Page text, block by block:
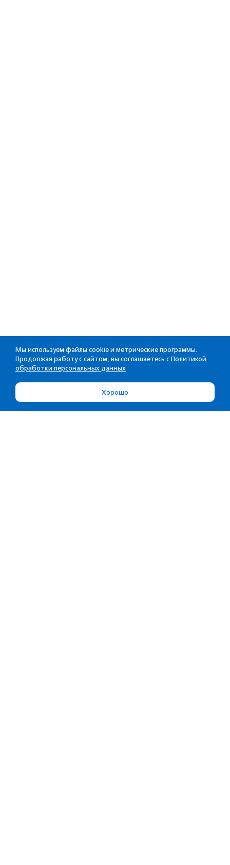
Мы используем файлы cookie и метрические программы.
Продолжая работу с сайтом, вы соглашаетесь с Политикой
обработки персональных данных
Хорошо